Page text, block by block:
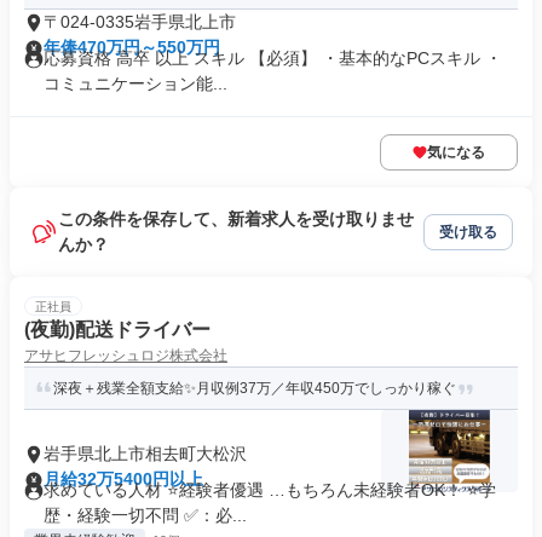
〒024-0335岩手県北上市
年俸470万円～550万円
応募資格 高卒 以上 スキル 【必須】 ・基本的なPCスキル ・
コミュニケーション能...
気になる
この条件を保存して、新着求人を受け取りませ
んか？
受け取る
正社員
(夜勤)配送ドライバー
アサヒフレッシュロジ株式会社
深夜＋残業全額支給✨月収例37万／年収450万でしっかり稼ぐ
岩手県北上市相去町大松沢
月給32万5400円以上
求めている人材 ⭐経験者優遇 …もちろん未経験者OK！ ⭐学
歴・経験一切不問 ✅：必...